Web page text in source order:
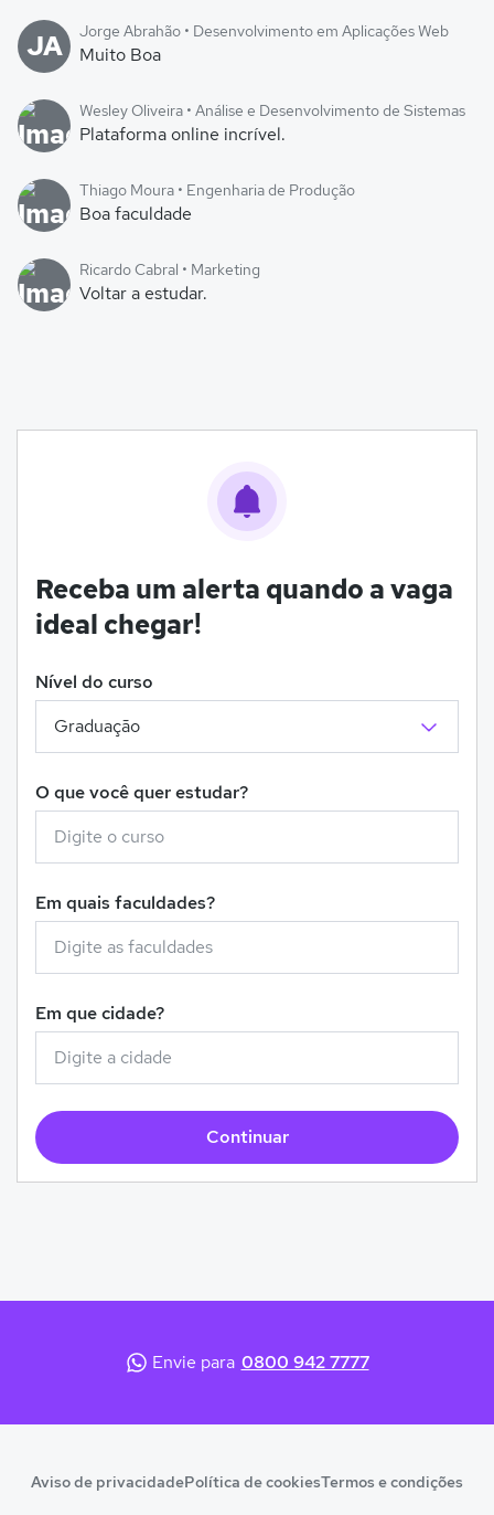
JA Jorge Abrahão • Desenvolvimento em Aplicações Web
Muito Boa
Wesley Oliveira • Análise e Desenvolvimento de Sistemas
Plataforma online incrível.
Thiago Moura • Engenharia de Produção
Boa faculdade
Ricardo Cabral • Marketing
Voltar a estudar.
Receba um alerta quando a vaga
ideal chegar!
Nível do curso
O que você quer estudar?
Em quais faculdades?
Em que cidade?
Continuar
Envie para 0800 942 7777
Aviso de privacidadePolítica de cookiesTermos e condições